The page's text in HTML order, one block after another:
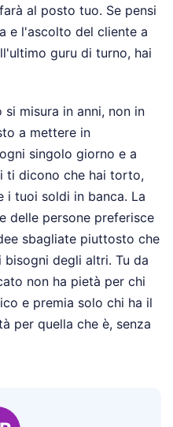
al posto tuo. Se pensi
e l'ascolto del cliente a
guru di turno, hai
misura in anni, non in
a mettere in
singolo giorno e a
ti dicono che hai torto,
i tuoi soldi in banca. La
delle persone preferisce
sbagliate piuttosto che
degli altri. Tu da
non ha pietà per chi
e premia solo chi ha il
per quella che è, senza